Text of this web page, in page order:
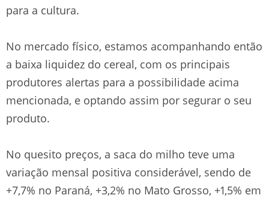
para a cultura.
No mercado físico, estamos acompanhando então
a baixa liquidez do cereal, com os principais
produtores alertas para a possibilidade acima
mencionada, e optando assim por segurar o seu
produto.
No quesito preços, a saca do milho teve uma
variação mensal positiva considerável, sendo de
+7,7% no Paraná, +3,2% no Mato Grosso, +1,5% em